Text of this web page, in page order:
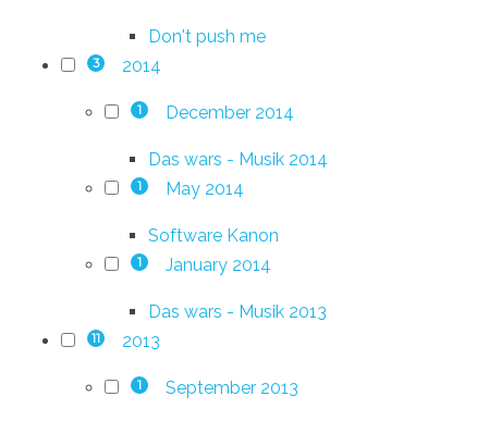
Don't push me
3 2014
1 December 2014
Das wars - Musik 2014
1 May 2014
Software Kanon
1 January 2014
Das wars - Musik 2013
11 2013
1 September 2013